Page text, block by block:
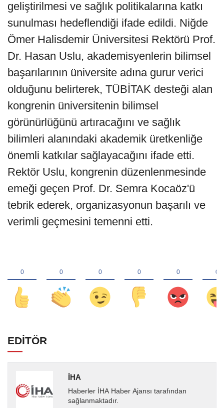
geliştirilmesi ve sağlık politikalarına katkı
sunulması hedeflendiği ifade edildi. Niğde
Ömer Halisdemir Üniversitesi Rektörü Prof.
Dr. Hasan Uslu, akademisyenlerin bilimsel
başarılarının üniversite adına gurur verici
olduğunu belirterek, TÜBİTAK desteği alan
kongrenin üniversitenin bilimsel
görünürlüğünü artıracağını ve sağlık
bilimleri alanındaki akademik üretkenliğe
önemli katkılar sağlayacağını ifade etti.
Rektör Uslu, kongrenin düzenlenmesinde
emeği geçen Prof. Dr. Semra Kocaöz'ü
tebrik ederek, organizasyonun başarılı ve
verimli geçmesini temenni etti.
EDİTÖR
İHA
Haberler İHA Haber Ajansı tarafından
sağlanmaktadır.